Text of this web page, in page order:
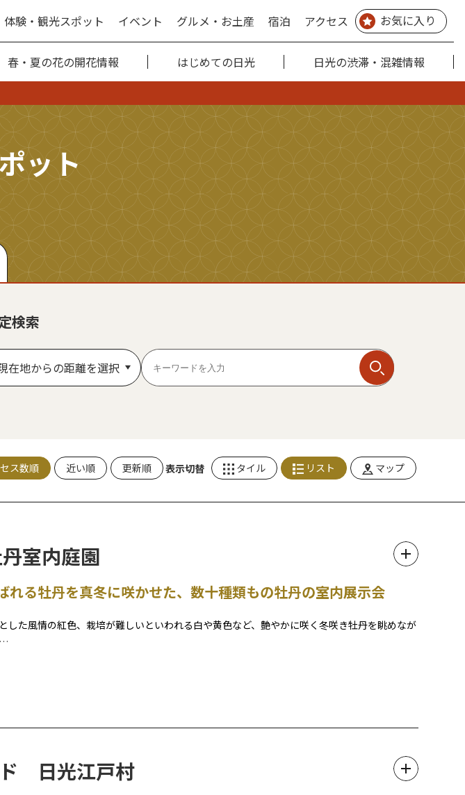
体験・観光スポット イベント グルメ・お土産 宿泊 アクセス お気に入り
春・夏の花の開花情報 はじめての日光 日光の渋滞・混雑情報
ット
検索
在地からの距離を選択
ス数順 近い順 更新順 表示切替 タイル リスト マップ
室内庭園
れる牡丹を真冬に咲かせた、数十種類もの牡丹の室内展示会
した風情の紅色、栽培が難しいといわれる白や黄色など、艶やかに咲く冬咲き牡丹を眺めなが
園風に装飾を施した室内会場で、趣ある和の雰囲気をゆっくりとご堪能ください。
日光江戸村